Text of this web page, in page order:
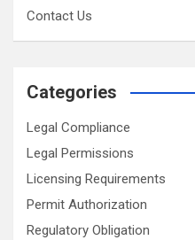
Contact Us
Categories
Legal Compliance
Legal Permissions
Licensing Requirements
Permit Authorization
Regulatory Obligation